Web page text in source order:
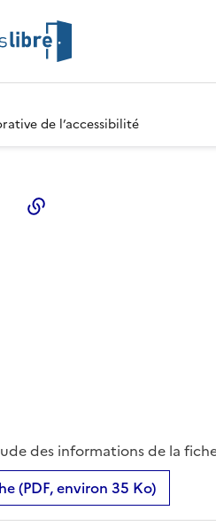
de l’accessibilité
Twitter)
Linkedin
des informations de la
(PDF, environ 35 Ko)